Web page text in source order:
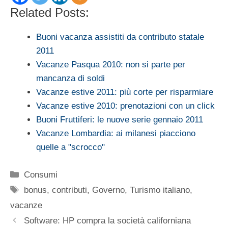
Related Posts:
Buoni vacanza assistiti da contributo statale
2011
Vacanze Pasqua 2010: non si parte per
mancanza di soldi
Vacanze estive 2011: più corte per risparmiare
Vacanze estive 2010: prenotazioni con un click
Buoni Fruttiferi: le nuove serie gennaio 2011
Vacanze Lombardia: ai milanesi piacciono
quelle a "scrocco"
Categorie
Consumi
Tag
bonus,contributi, Governo,Turismo italiano,
vacanze
Software: HP compra la società californiana